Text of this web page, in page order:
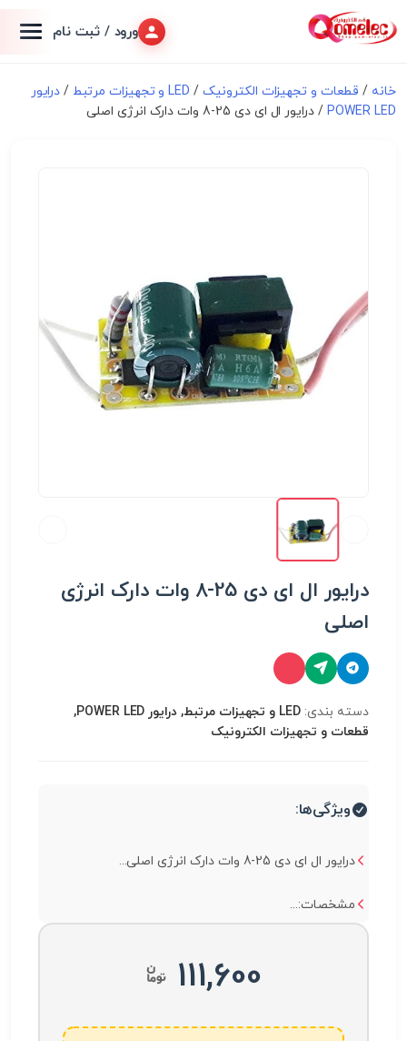
ورود / ثبت نام
خانه / قطعات و تجهیزات الکترونیک/ LED و تجهیزات مرتبط / درایور
POWER LED / درایور ال ای دی 25-8 وات دارک انرژی اصلی
درایور ال ای دی 25-8 وات دارک انرژی
اصلی
دسته بندی:
LED و تجهیزات مرتبط, درایور POWER LED,
قطعات و تجهیزات الکترونیک
ویژگی‌ها:
درایور ال ای دی 25-8 وات دارک انرژی اصلی...
مشخصات:...
111,600